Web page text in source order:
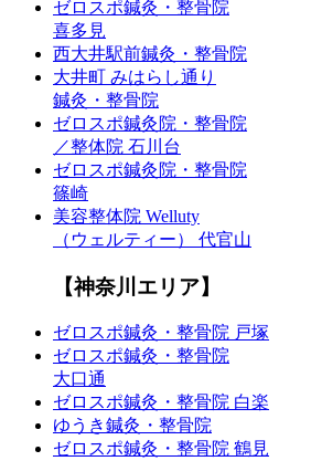
ゼロスポ鍼灸・整骨院
喜多見
西大井駅前鍼灸・整骨院
大井町 みはらし通り
鍼灸・整骨院
ゼロスポ鍼灸院・整骨院
／整体院 石川台
ゼロスポ鍼灸院・整骨院
篠崎
美容整体院 Welluty
（ウェルティー） 代官山
【神奈川エリア】
ゼロスポ鍼灸・整骨院 戸塚
ゼロスポ鍼灸・整骨院
大口通
ゼロスポ鍼灸・整骨院 白楽
ゆうき鍼灸・整骨院
ゼロスポ鍼灸・整骨院 鶴見